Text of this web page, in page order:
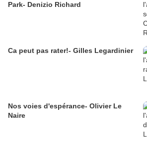
Park- Denizio Richard
Ca peut pas rater!- Gilles Legardinier
Nos voies d'espérance- Olivier Le
Naire